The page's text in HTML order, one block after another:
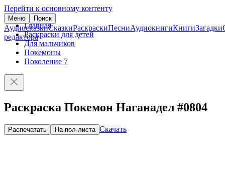
Перейти к основному контенту
Меню Поиск
АудиосказкиСказкиРаскраскиПесниАудиокнигиКнигиЗагадки
редактора
Главная
Раскраски для детей
Для мальчиков
Покемоны
Поколение 7
Раскраска Покемон Наганадел #0804
Распечатать На пол-листа Скачать